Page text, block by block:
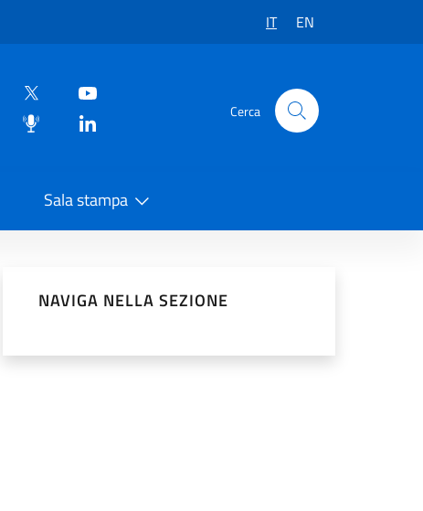
IT EN
Cerca
Sala stampa
NAVIGA NELLA SEZIONE